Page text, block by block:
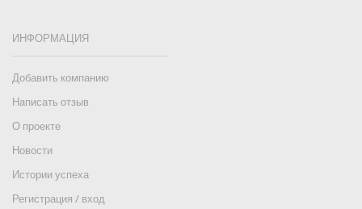
ИНФОРМАЦИЯ
Добавить компанию
Написать отзыв
О проекте
Новости
Истории успеха
Регистрация / вход